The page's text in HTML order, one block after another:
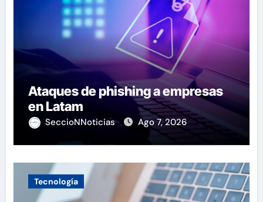
Ataques de phishing a empresas
en Latam
SeccioNNoticias Ago 7, 2026
Tecnología